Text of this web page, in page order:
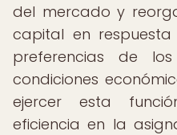
del mercado y
capital en
preferencias de
condiciones
ejercer esta
eficiencia en la